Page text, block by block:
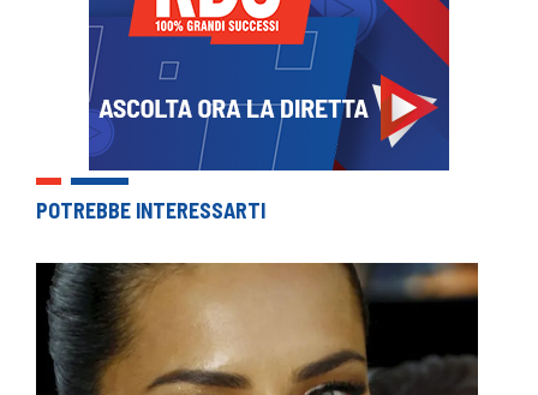
POTREBBE INTERESSARTI